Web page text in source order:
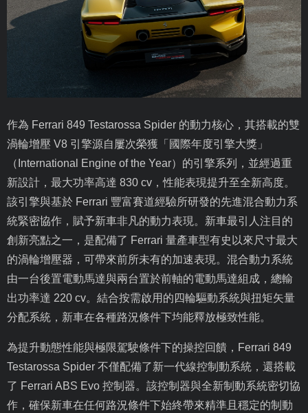
作為 Ferrari 849 Testarossa Spider 的動力核心，其搭載的雙
渦輪增壓 V8 引擎源自屢次榮獲「國際年度引擎大獎」
（ International Engine of the Year）的引擎系列，並經過重
新設計，最大功率高達 830 cv ，性能表現提升至全新高度。
該引擎與基於 Ferrari 豐富賽道經驗所研發的先進混合動力系
統緊密協作，賦予新車非凡的動力表現。新車最引人注目的
創新亮點之一，是配備了 Ferrari 量產車型有史以來尺寸最大
的渦輪增壓器，可帶來前所未有的加速表現。混合動力系統
由一台後置電動馬達與兩台置於前軸的電動馬達組成，總輸
出功率達 220 cv。結合按需啟用的四輪驅動系統與扭矩矢量
分配系統，新車在各種路況條件下均能釋放極致性能。
為提升動態性能與極限駕駛條件下的操控回饋， Ferrari 849
Testarossa Spider 不僅配備了新一代線控制動系統，還搭載
了 Ferrari ABS Evo 控制器。該控制器與全新制動系統密切協
作，確保新車在任何路況條件下始終帶來精準且穩定的制動